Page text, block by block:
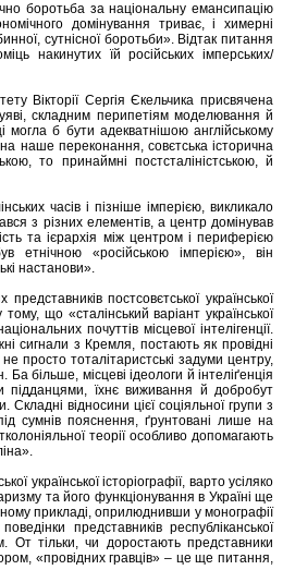
боротьба за національну емансипацію
домінування триває, і химерні
сутнісної боротьби». Відтак питання
накинутих їй російських імперських/
Вікторії Сергія Єкельчика присвячена
уяві, складним перипетіям моделювання й
могла б бути адекватнішою англійському
на наше переконання, совєтська історична
то принаймні постсталіністською, й
часів і пізніше імперією, викликало
з різних елементів, а центр домінував
та ієрархія між центром і периферією
«російською імперією», він
настанови».
постсовєтської української
що «сталінський варіант української
почуттів місцевої інтелігенції.
сигнали з Кремля, постають як провідні
просто тоталітаристські задуми центру,
більше, місцеві ідеологи й інтеліґенція
підданцями, їхнє виживання й добробут
Складні відносини цієї соціяльної групи з
сумнів пояснення, ґрунтовані лише на
теорії особливо допомагають
української історіографії, варто усіляко
та його функціонування в Україні ще
прикладі, оприлюднивши у монографії
представників республіканської
От тільки, чи доростають представники
«провідних гравців» – це ще питання,